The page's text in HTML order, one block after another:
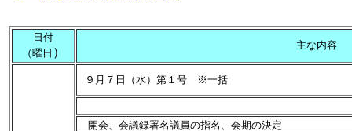
日付
（曜日 ）
主な内容
９月７日（水）第１号 ※一括
開会、会議録署名議員の指名、会期の決定